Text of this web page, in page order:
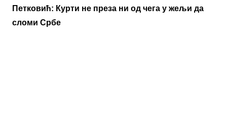
Петковић: Курти не преза ни од чега у жељи да
сломи Србе